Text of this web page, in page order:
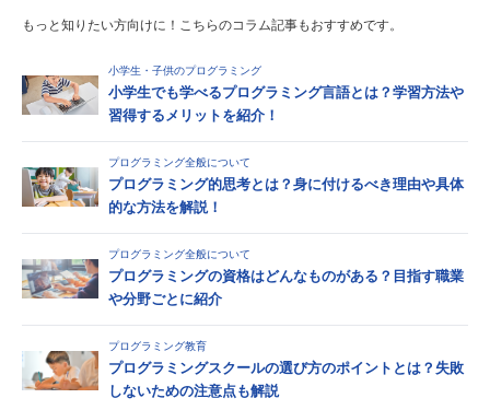
もっと知りたい方向けに！こちらのコラム記事もおすすめです。
小学生・子供のプログラミング
小学生でも学べるプログラミング言語とは？学習方法や
習得するメリットを紹介！
プログラミング全般について
プログラミング的思考とは？身に付けるべき理由や具体
的な方法を解説！
プログラミング全般について
プログラミングの資格はどんなものがある？目指す職業
や分野ごとに紹介
プログラミング教育
プログラミングスクールの選び方のポイントとは？失敗
しないための注意点も解説